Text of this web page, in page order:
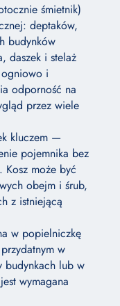
śmietnik)
deptaków,
budynków
daszek i stelaż
i
odporność na
przez wiele
kluczem —
pojemnika bez
Kosz może być
obejm i śrub,
z istniejącą
w popielniczkę
w
budynkach lub w
wymagana